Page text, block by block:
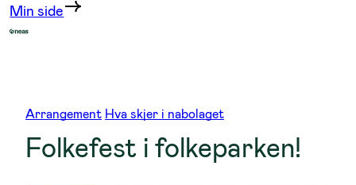
Min side
Arrangement Hva skjer i nabolaget
Folkefest i folkeparken!